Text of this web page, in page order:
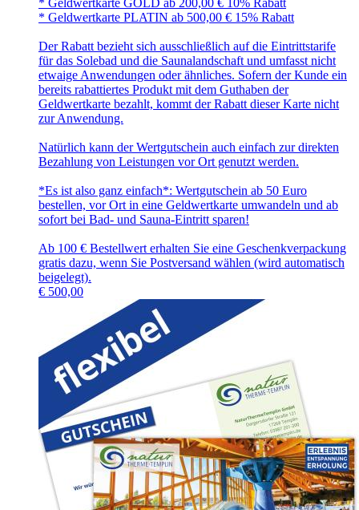
* Geldwertkarte GOLD ab 200,00 € 10% Rabatt
* Geldwertkarte PLATIN ab 500,00 € 15% Rabatt
Der Rabatt bezieht sich ausschließlich auf die Eintrittstarife
für das Solebad und die Saunalandschaft und umfasst nicht
etwaige Anwendungen oder ähnliches. Sofern der Kunde ein
bereits rabattiertes Produkt mit dem Guthaben der
Geldwertkarte bezahlt, kommt der Rabatt dieser Karte nicht
zur Anwendung.
Natürlich kann der Wertgutschein auch einfach zur direkten
Bezahlung von Leistungen vor Ort genutzt werden.
*Es ist also ganz einfach*: Wertgutschein ab 50 Euro
bestellen, vor Ort in eine Geldwertkarte umwandeln und ab
sofort bei Bad- und Sauna-Eintritt sparen!
Ab 100 € Bestellwert erhalten Sie eine Geschenkverpackung
gratis dazu, wenn Sie Postversand wählen (wird automatisch
beigelegt).
€ 500,00